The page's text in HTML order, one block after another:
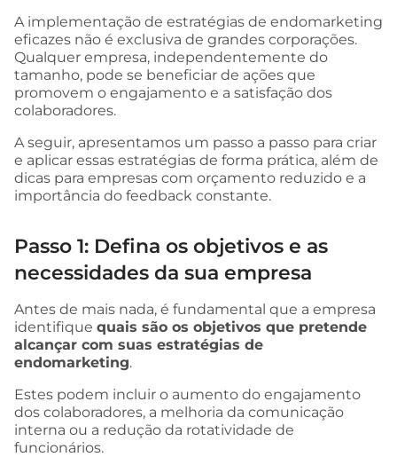
A implementação de estratégias de endomarketing
eficazes não é exclusiva de grandes corporações.
Qualquer empresa, independentemente do
tamanho, pode se beneficiar de ações que
promovem o engajamento e a satisfação dos
colaboradores.
A seguir, apresentamos um passo a passo para criar
e aplicar essas estratégias de forma prática, além de
dicas para empresas com orçamento reduzido e a
importância do feedback constante.
Passo 1: Defina os objetivos e as
necessidades da sua empresa
Antes de mais nada, é fundamental que a empresa
identifique quais são os objetivos que pretende
alcançar com suas estratégias de
endomarketing.
Estes podem incluir o aumento do engajamento
dos colaboradores, a melhoria da comunicação
interna ou a redução da rotatividade de
funcionários.